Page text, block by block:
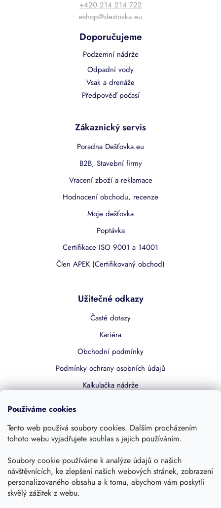
Používáme cookies
Tento web používá soubory cookies. Dalším procházením
tohoto webu vyjadřujete souhlas s jejich používáním.
Soubory cookie používáme k analýze údajů o našich
návštěvnících, ke zlepšení našich webových stránek, zobrazení
personalizovaného obsahu a k tomu, abychom vám poskytli
skvělý zážitek z webu.
+420 214 214 722
eshop@destovka.eu
Doporučujeme
Podzemní nádrže
Odpadní vody
Vsak a drenáže
Předpověď počasí
Zákaznický servis
Poradna Dešťovka.eu
B2B, Stavební firmy
Vracení zboží a reklamace
Hodnocení obchodu, recenze
Moje dešťovka
Poptávka
Certifikace ISO 9001 a 14001
Člen APEK (Certifikovaný obchod)
Užitečné odkazy
Časté dotazy
Kariéra
Obchodní podmínky
Podmínky ochrany osobních údajů
Kalkulačka nádrže
Kontakty
Sledujte nás